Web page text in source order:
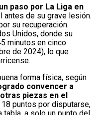
paso por La Liga en
antes de su grave lesión.
su recuperación.
Unidos, donde su
minutos en cinco
de 2024), lo que
forma física, según
convencer a
piezas en el
18 puntos por disputarse,